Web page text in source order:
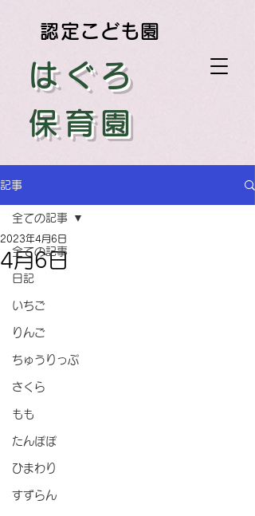
はぐろ
保育園
認定こども園
記事
全ての記事
日記
いちご
りんご
ちゅうりっぷ
さくら
もも
たんぽぽ
ひまわり
すずらん
全ての記事
4月6日
2023年4月6日